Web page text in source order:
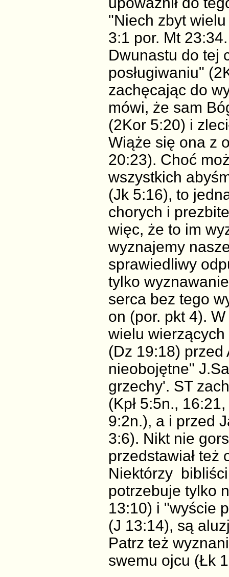
"Niech zbyt
3:1 por. Mt
Dwunastu do tej
posługiwaniu"
zachęcając do
mówi, że sam
(2Kor 5:20) i
Wiąże się ona z
20:23). Choć
wszystkich
(Jk 5:16), to
chorych i
więc, że to im
wyznajemy
sprawiedliwy
tylko
serca bez tego
on (por. pkt 4).
wielu
(Dz 19:18) przed
nieobojętne"
grzechy'. ST
(Kpł 5:5n.,
9:2n.), a i przed
3:6). Nikt nie
przedstawiał też
Niektórzy
potrzebuje tylko
13:10) i "wyście
(J 13:14), są
Patrz też
swemu ojcu (Łk